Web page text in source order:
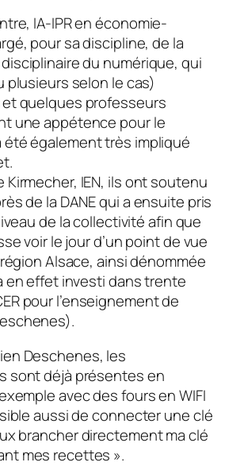
IA-IPR en économie-
pour sa discipline, de la
du numérique, qui
plusieurs selon le cas)
quelques professeurs
une appétence pour le
été également très impliqué
Kirmecher, IEN, ils ont soutenu
de la DANE qui a ensuite pris
de la collectivité afin que
voir le jour d’un point de vue
Alsace, ainsi dénommée
en effet investi dans trente
pour l’enseignement de
Deschenes, les
sont déjà présentes en
avec des fours en WIFI
aussi de connecter une clé
brancher directement ma clé
mes recettes ».